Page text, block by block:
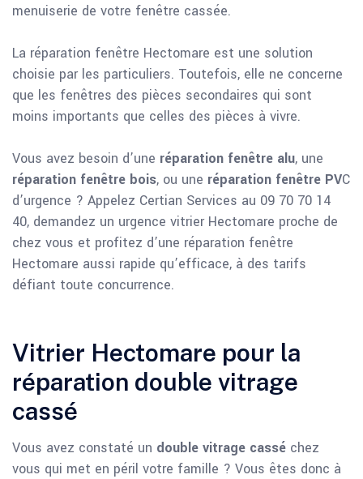
menuiserie de votre fenêtre cassée.
La réparation fenêtre Hectomare est une solution
choisie par les particuliers. Toutefois, elle ne concerne
que les fenêtres des pièces secondaires qui sont
moins importants que celles des pièces à vivre.
Vous avez besoin d’une réparation fenêtre alu, une
réparation fenêtre bois, ou une réparation fenêtre PVC
d’urgence ? Appelez Certian Services au 09 70 70 14
40, demandez un urgence vitrier Hectomare proche de
chez vous et profitez d’une réparation fenêtre
Hectomare aussi rapide qu’efficace, à des tarifs
défiant toute concurrence.
Vitrier Hectomare pour la
réparation double vitrage
cassé
Vous avez constaté un double vitrage cassé chez
vous qui met en péril votre famille ? Vous êtes donc à